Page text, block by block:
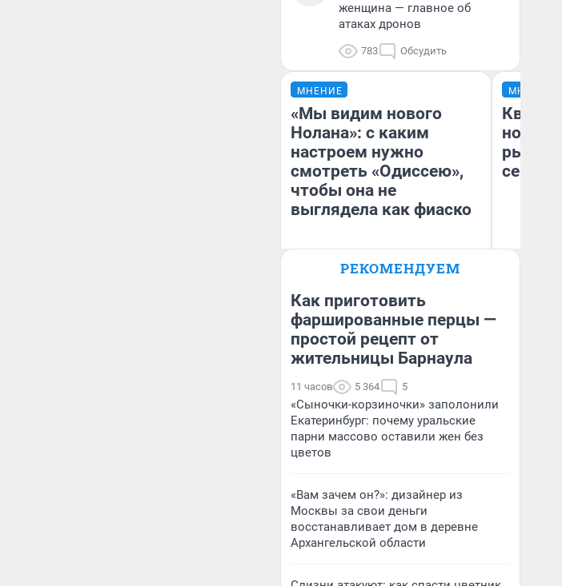
женщина — главное об
атаках дронов
783 Обсудить
МНЕНИЕ
«Мы видим нового
Нолана»: с каким
настроем нужно
смотреть «Одиссею»,
чтобы она не
выглядела как фиаско
Надежда Губарь
МНЕНИЕ
но
рынок
РЕКОМЕНДУЕМ
Как приготовить
фаршированные перцы —
простой рецепт от
жительницы Барнаула
11 часов 5 364 5
«Сыночки-корзиночки» заполонили
Екатеринбург: почему уральские
парни массово оставили жен без
цветов
«Вам зачем он?»: дизайнер из
Москвы за свои деньги
восстанавливает дом в деревне
Архангельской области